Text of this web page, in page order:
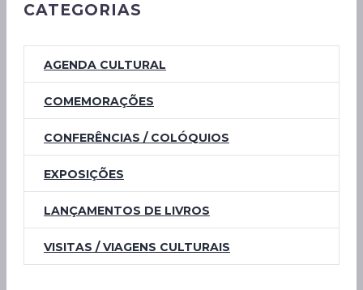
CATEGORIAS
AGENDA CULTURAL
COMEMORAÇÕES
CONFERÊNCIAS / COLÓQUIOS
EXPOSIÇÕES
LANÇAMENTOS DE LIVROS
VISITAS / VIAGENS CULTURAIS